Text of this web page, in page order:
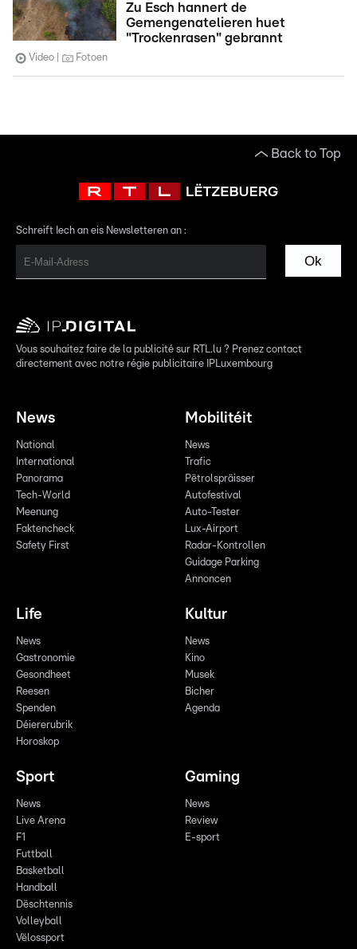
Zu Esch hannert de
Gemengenatelieren huet
"Trockenrasen" gebrannt
Video Fotoen
Back to Top
Schreift Iech an eis Newsletteren an :
Ok
Vous souhaitez faire de la publicité sur RTL.lu ? Prenez contact
directement avec notre régie publicitaire IPLuxembourg
News
National
International
Panorama
Tech-World
Meenung
Faktencheck
Safety First
Mobilitéit
News
Trafic
Pëtrolspräisser
Autofestival
Auto-Tester
Lux-Airport
Radar-Kontrollen
Guidage Parking
Annoncen
Life
News
Gastronomie
Gesondheet
Reesen
Spenden
Déiererubrik
Horoskop
Kultur
News
Kino
Musek
Bicher
Agenda
Sport
News
Live Arena
F1
Futtball
Basketball
Handball
Dëschtennis
Volleyball
Vëlossport
Gaming
News
Review
E-sport